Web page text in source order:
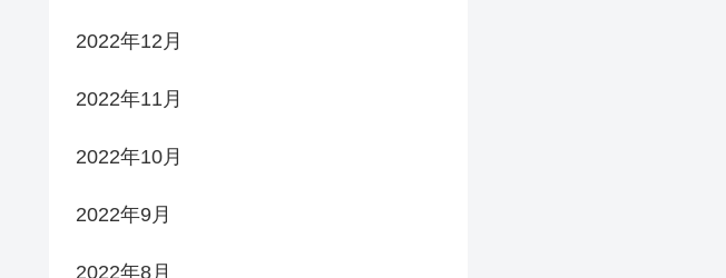
2022年12月
2022年11月
2022年10月
2022年9月
2022年8月